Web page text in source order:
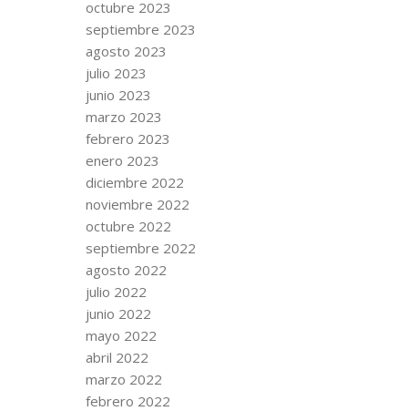
octubre 2023
septiembre 2023
agosto 2023
julio 2023
junio 2023
marzo 2023
febrero 2023
enero 2023
diciembre 2022
noviembre 2022
octubre 2022
septiembre 2022
agosto 2022
julio 2022
junio 2022
mayo 2022
abril 2022
marzo 2022
febrero 2022